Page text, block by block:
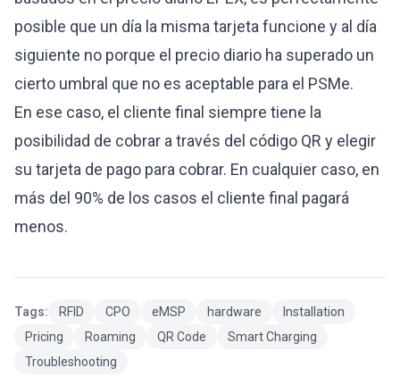
posible que un día la misma tarjeta funcione y al día
siguiente no porque el precio diario ha superado un
cierto umbral que no es aceptable para el PSMe.
En ese caso, el cliente final siempre tiene la
posibilidad de cobrar a través del código QR y elegir
su tarjeta de pago para cobrar. En cualquier caso, en
más del 90% de los casos el cliente final pagará
menos.
Tags: RFID CPO eMSP hardware
Installation
Pricing
Roaming QR Code
Smart Charging
Troubleshooting